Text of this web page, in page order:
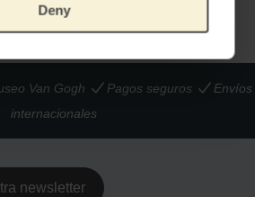
Deny
Van Gogh Pagos seguros
Envíos
internacionales
newsletter